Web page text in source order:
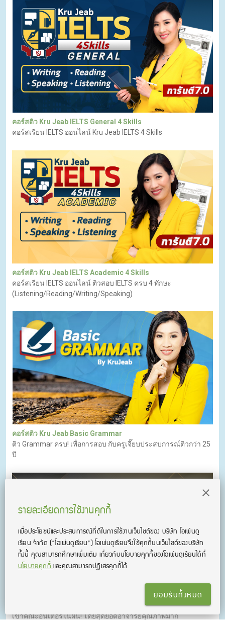
คอร์สติว Kru Jeab IELTS General 4 Skills
คอร์สเรียน IELTS ออนไลน์ Kru Jeab IELTS 4 Skills
คอร์สติว Kru Jeab IELTS Academic 4 Skills
คอร์สเรียน IELTS ออนไลน์ ติวสอบ IELTS ครบ 4 ทักษะ
(Listening/Reading/Writing/Speaking)
คอร์สติว Kru Jeab Basic Grammar
ติว Grammar ครบ! เพื่อการสอบ กับครูเจี๊ยบประสบการณ์ติวกว่า 25
ปี
คอร์สติว SAT Verbal & Math | KruJeab / KruNokk / KruBeer
คอร์สติว SAT ออนไลน์ ติวเข้ม เนื้อหาแน่น เทคนิคเพียบ เตรียมตัว
เข้าคณะอินเตอร์ในฝัน! โดยสุดยอดอาจารย์คุณภาพมาก
รายละเอียดการใช้งานคุกกี้
เพื่อประโยชน์และประสบการณ์ที่ดีในการใช้งานเว็บไซต์ของ บริษัท โอเพ่นดู
เรียน จํากัด (“โอเพ่นดูเรียน”)โอเพ่นดูเรียนจึงใช้คุกกี้บนเว็บไซต์ของบริษัท
ทั้งนี้ คุณสามารถศึกษาเพิ่มเติม เกี่ยวกับนโยบายคุกกี้ของโอเพ่นดูเรียนได้ที่
นโยบายคุกกี้และคุณสามารถปฏิเสธคุกกี้ได้
ยอมรับทั้งหมด